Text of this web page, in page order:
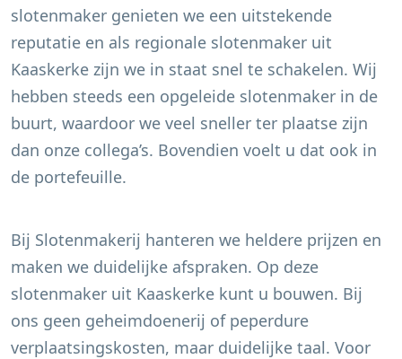
slotenmaker genieten we een uitstekende
reputatie en als regionale slotenmaker uit
Kaaskerke zijn we in staat snel te schakelen. Wij
hebben steeds een opgeleide slotenmaker in de
buurt, waardoor we veel sneller ter plaatse zijn
dan onze collega’s. Bovendien voelt u dat ook in
de portefeuille.
Bij Slotenmakerij hanteren we heldere prijzen en
maken we duidelijke afspraken. Op deze
slotenmaker uit Kaaskerke kunt u bouwen. Bij
ons geen geheimdoenerij of peperdure
verplaatsingskosten, maar duidelijke taal. Voor